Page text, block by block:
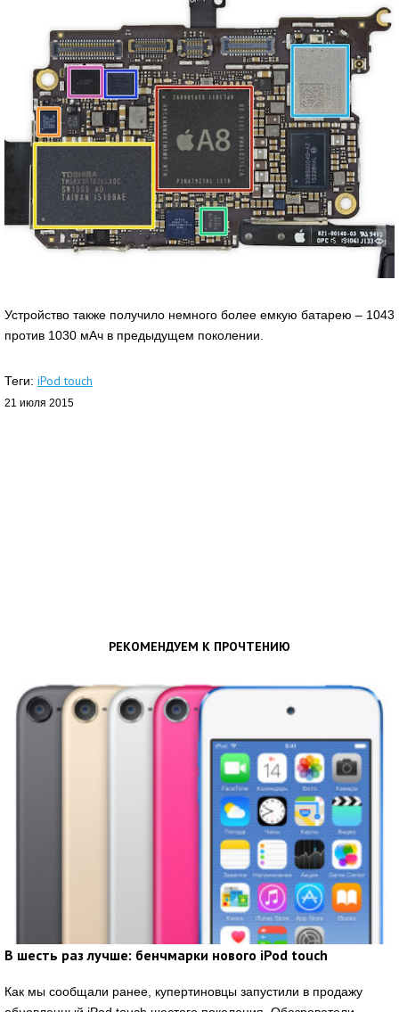
Устройство также получило немного более емкую батарею – 1043
против 1030 мАч в предыдущем поколении.
Теги: iPod touch
21 июля 2015
РЕКОМЕНДУЕМ К ПРОЧТЕНИЮ
В шесть раз лучше: бенчмарки нового iPod touch
Как мы сообщали ранее, купертиновцы запустили в продажу